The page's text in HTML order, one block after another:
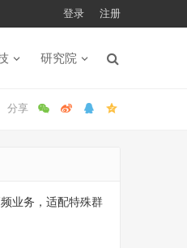
登录 注册
研究院
业务，适配特殊群